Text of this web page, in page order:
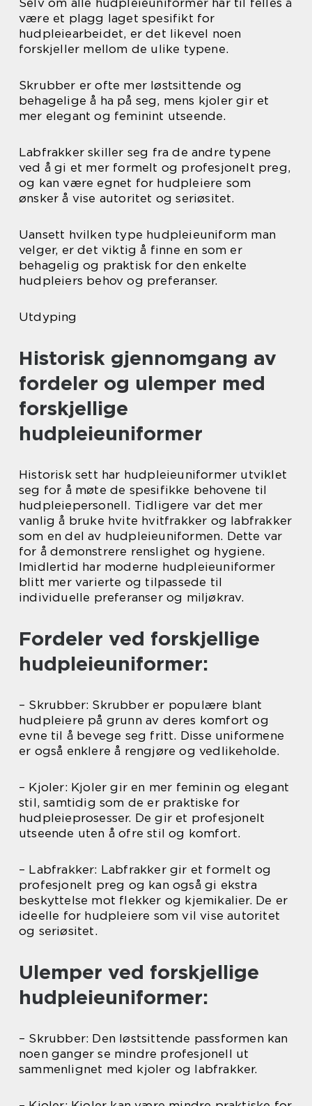
være et plagg laget spesifikt for
hudpleiearbeidet, er det likevel noen
forskjeller mellom de ulike typene.
Skrubber er ofte mer løstsittende og
behagelige å ha på seg, mens kjoler gir et
mer elegant og feminint utseende.
Labfrakker skiller seg fra de andre typene
ved å gi et mer formelt og profesjonelt preg,
og kan være egnet for hudpleiere som
ønsker å vise autoritet og seriøsitet.
Uansett hvilken type hudpleieuniform man
velger, er det viktig å finne en som er
behagelig og praktisk for den enkelte
hudpleiers behov og preferanser.
Utdyping
Historisk gjennomgang av
fordeler og ulemper med
forskjellige
hudpleieuniformer
Historisk sett har hudpleieuniformer utviklet
seg for å møte de spesifikke behovene til
hudpleiepersonell. Tidligere var det mer
vanlig å bruke hvite hvitfrakker og labfrakker
som en del av hudpleieuniformen. Dette var
for å demonstrere renslighet og hygiene.
Imidlertid har moderne hudpleieuniformer
blitt mer varierte og tilpassede til
individuelle preferanser og miljøkrav.
Fordeler ved forskjellige
hudpleieuniformer:
– Skrubber: Skrubber er populære blant
hudpleiere på grunn av deres komfort og
evne til å bevege seg fritt. Disse uniformene
er også enklere å rengjøre og vedlikeholde.
– Kjoler: Kjoler gir en mer feminin og elegant
stil, samtidig som de er praktiske for
hudpleieprosesser. De gir et profesjonelt
utseende uten å ofre stil og komfort.
– Labfrakker: Labfrakker gir et formelt og
profesjonelt preg og kan også gi ekstra
beskyttelse mot flekker og kjemikalier. De er
ideelle for hudpleiere som vil vise autoritet
og seriøsitet.
Ulemper ved forskjellige
hudpleieuniformer:
– Skrubber: Den løstsittende passformen kan
noen ganger se mindre profesjonell ut
sammenlignet med kjoler og labfrakker.